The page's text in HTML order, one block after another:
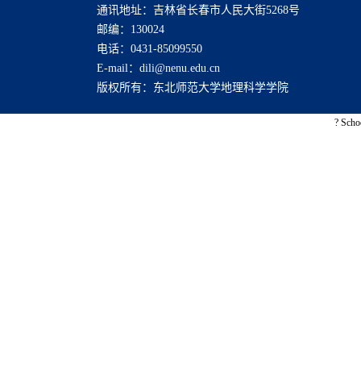
通讯地址：吉林省长春市人民大街5268号
邮编：130024
电话：0431-85099550
E-mail：dili@nenu.edu.cn
版权所有：东北师范大学地理科学学院
?